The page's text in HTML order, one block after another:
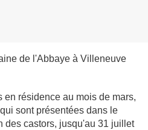
de l'Abbaye à Villeneuve
en résidence au mois de mars,
sont présentées dans le
des castors, jusqu'au 31 juillet